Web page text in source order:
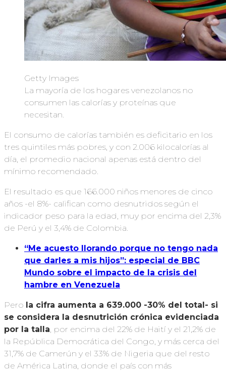
Getty Images
La mayoría de los hogares venezolanos no
consumen las calorías y proteínas que
necesitan.
El consumo de calorías también es deficitario en los
tres quintiles más pobres, y con 2.006 kilocalorías al
día, el promedio nacional apenas está dentro del
mínimo recomendado.
El resultado es que 166.000 niños menores de cinco
años -el 8%- califican como desnutridos según el
indicador peso para la edad, muy por encima del 2,3%
de Perú y el 3,4% de Colombia.
“Me acuesto llorando porque no tengo nada
que darles a mis hijos”: especial de BBC
Mundo sobre el impacto de la crisis del
hambre en Venezuela
Pero la cifra aumenta a 639.000 -30% del total- si
se considera la desnutrición crónica evidenciada
por la talla, por encima del 22% de Haití y el 21,2% de
la República Democrática del Congo, y más cerca del
31,7% de Camerún y el 33% de Nigeria que del resto
de América Latina, donde el país con más